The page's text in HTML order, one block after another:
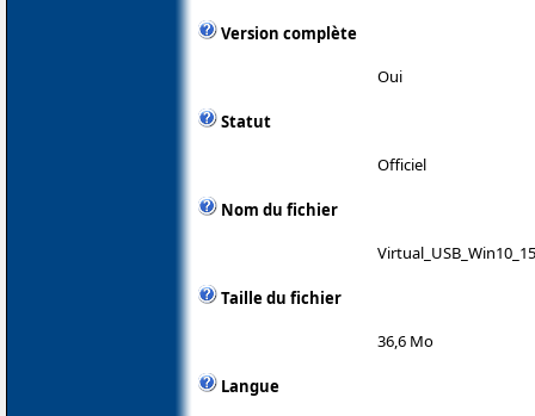
Version complète
Oui
Statut
Officiel
Nom du fichier
Taille du fichier
36,6 Mo
Langue